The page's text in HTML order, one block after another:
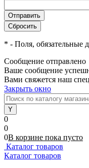
* - Поля, обязательные
Сообщение отправлено
Ваше сообщение
Вами свяжется наш
Закрыть окно
0
0
0В корзине пока пусто
Каталог товаров
Каталог товаров